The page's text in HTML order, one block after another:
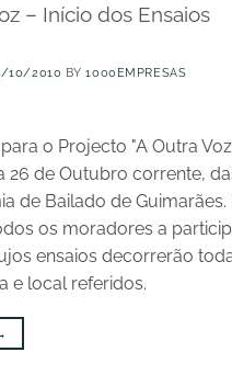
– Início dos Ensaios
10/2010 BY1000EMPRESAS
o Projecto "A Outra
26 de Outubro corrente,
de Bailado de
os moradores a
ensaios decorrerão
e local referidos.